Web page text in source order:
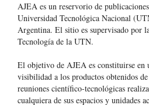
AJEA es un reservorio de
Universidad Tecnológica Nacional
Argentina. El sitio es supervisado por
Tecnología de la UTN.
El objetivo de AJEA es constituirse en
visibilidad a los productos obtenidos
reuniones científico-tecnológicas
cualquiera de sus espacios y unidades